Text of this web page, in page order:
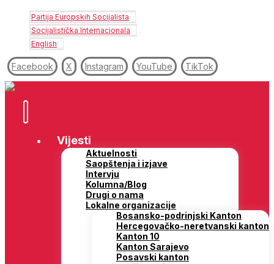
Partija Europskih Socijalista
Socijalistička Internacionala
English
Facebook X Instagram YouTube TikTok
Vijesti
Aktuelnosti
Saopštenja i izjave
Intervju
Kolumna/Blog
Drugi o nama
Lokalne organizacije
Bosansko-podrinjski Kanton
Hercegovačko-neretvanski kanton
Kanton 10
Kanton Sarajevo
Posavski kanton